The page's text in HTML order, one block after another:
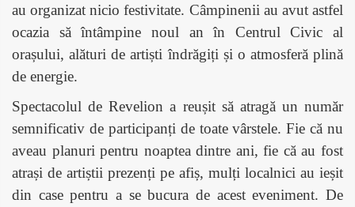
au organizat nicio festivitate. Câmpinenii au avut astfel
ocazia să întâmpine noul an în Centrul Civic al
orașului, alături de artiști îndrăgiți și o atmosferă plină
de energie.
Spectacolul de Revelion a reușit să atragă un număr
semnificativ de participanți de toate vârstele. Fie că nu
aveau planuri pentru noaptea dintre ani, fie că au fost
atrași de artiștii prezenți pe afiș, mulți localnici au ieșit
din case pentru a se bucura de acest eveniment. De